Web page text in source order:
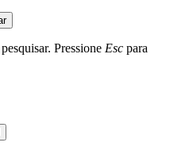
Pressione Esc para